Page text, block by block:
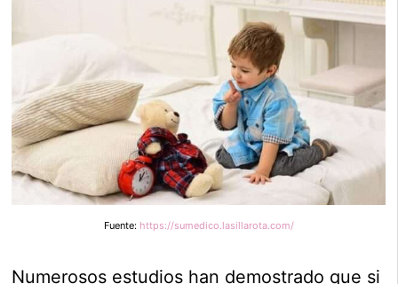
Fuente: https://sumedico.lasillarota.com/
Numerosos estudios han demostrado que si